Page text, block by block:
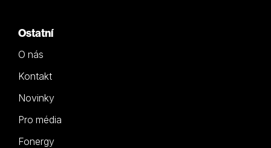
Ostatní
O nás
Kontakt
Novinky
Pro média
Fonergy